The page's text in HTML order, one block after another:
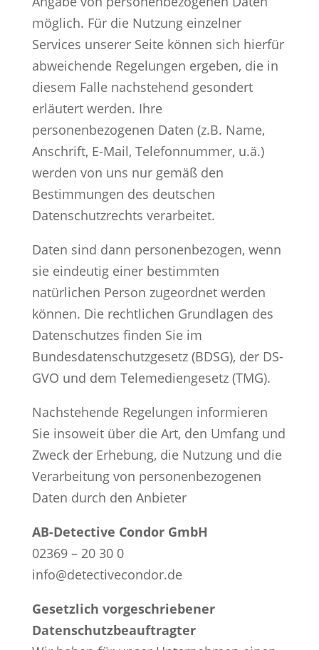
möglich. Für die Nutzung einzelner
Services unserer Seite können sich hierfür
abweichende Regelungen ergeben, die in
diesem Falle nachstehend gesondert
erläutert werden. Ihre
personenbezogenen Daten (z.B. Name,
Anschrift, E-Mail, Telefonnummer, u.ä.)
werden von uns nur gemäß den
Bestimmungen des deutschen
Datenschutzrechts verarbeitet.
Daten sind dann personenbezogen, wenn
sie eindeutig einer bestimmten
natürlichen Person zugeordnet werden
können. Die rechtlichen Grundlagen des
Datenschutzes finden Sie im
Bundesdatenschutzgesetz (BDSG), der DS-
GVO und dem Telemediengesetz (TMG).
Nachstehende Regelungen informieren
Sie insoweit über die Art, den Umfang und
Zweck der Erhebung, die Nutzung und die
Verarbeitung von personenbezogenen
Daten durch den Anbieter
AB-Detective Condor GmbH
02369 – 20 30 0
info@detectivecondor.de
Gesetzlich vorgeschriebener
Datenschutzbeauftragter